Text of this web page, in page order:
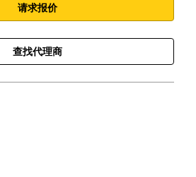
请求报价
查找代理商